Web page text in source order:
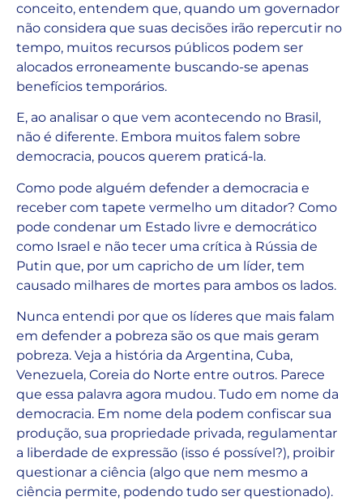
conceito, entendem que, quando um governador
não considera que suas decisões irão repercutir no
tempo, muitos recursos públicos podem ser
alocados erroneamente buscando-se apenas
benefícios temporários.
E, ao analisar o que vem acontecendo no Brasil,
não é diferente. Embora muitos falem sobre
democracia, poucos querem praticá-la.
Como pode alguém defender a democracia e
receber com tapete vermelho um ditador? Como
pode condenar um Estado livre e democrático
como Israel e não tecer uma crítica à Rússia de
Putin que, por um capricho de um líder, tem
causado milhares de mortes para ambos os lados.
Nunca entendi por que os líderes que mais falam
em defender a pobreza são os que mais geram
pobreza. Veja a história da Argentina, Cuba,
Venezuela, Coreia do Norte entre outros. Parece
que essa palavra agora mudou. Tudo em nome da
democracia. Em nome dela podem confiscar sua
produção, sua propriedade privada, regulamentar
a liberdade de expressão (isso é possível?), proibir
questionar a ciência (algo que nem mesmo a
ciência permite, podendo tudo ser questionado).